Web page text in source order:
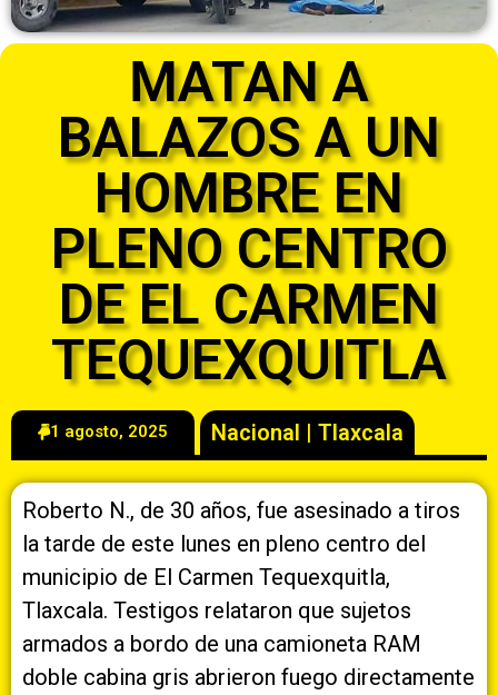
MATAN A
BALAZOS A UN
HOMBRE EN
PLENO CENTRO
DE EL CARMEN
TEQUEXQUITLA
1 agosto, 2025 Nacional | Tlaxcala
Roberto N., de 30 años, fue asesinado a tiros
la tarde de este lunes en pleno centro del
municipio de El Carmen Tequexquitla,
Tlaxcala. Testigos relataron que sujetos
armados a bordo de una camioneta RAM
doble cabina gris abrieron fuego directamente